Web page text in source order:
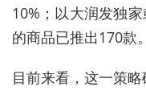
10%；以大润发独
的商品已推出170款。
目前来看，这一策